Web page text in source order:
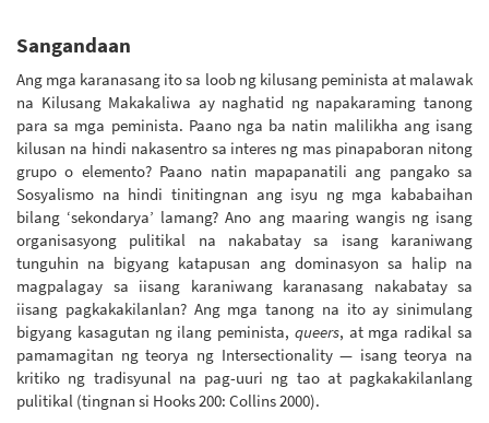
Sangandaan
Ang mga karanasang ito sa loob ng kilusang peminista at malawak
na Kilusang Makakaliwa ay naghatid ng napakaraming tanong
para sa mga peminista. Paano nga ba natin malilikha ang isang
kilusan na hindi nakasentro sa interes ng mas pinapaboran nitong
grupo o elemento? Paano natin mapapanatili ang pangako sa
Sosyalismo na hindi tinitingnan ang isyu ng mga kababaihan
bilang ‘sekondarya’ lamang? Ano ang maaring wangis ng isang
organisasyong pulitikal na nakabatay sa isang karaniwang
tunguhin na bigyang katapusan ang dominasyon sa halip na
magpalagay sa iisang karaniwang karanasang nakabatay sa
iisang pagkakakilanlan? Ang mga tanong na ito ay sinimulang
bigyang kasagutan ng ilang peminista, queers, at mga radikal sa
pamamagitan ng teorya ng Intersectionality — isang teorya na
kritiko ng tradisyunal na pag-uuri ng tao at pagkakakilanlang
pulitikal (tingnan si Hooks 200: Collins 2000).